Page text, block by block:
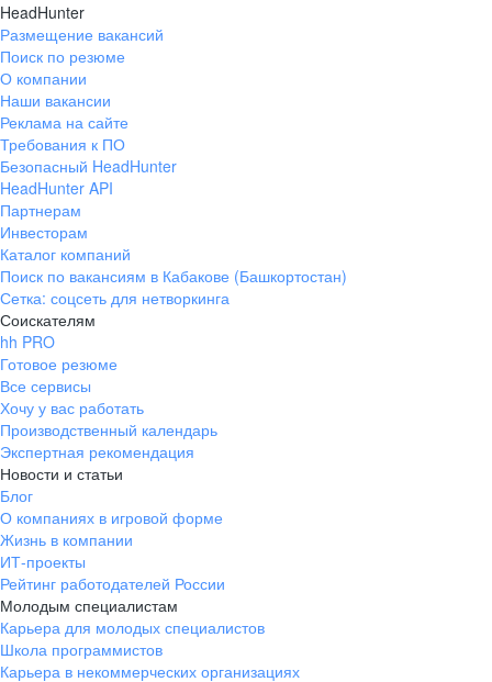
HeadHunter
Размещение вакансий
Поиск по резюме
О компании
Наши вакансии
Реклама на сайте
Требования к ПО
Безопасный HeadHunter
HeadHunter API
Партнерам
Инвесторам
Каталог компаний
Поиск по вакансиям в Кабакове (Башкортостан)
Сетка: соцсеть для нетворкинга
Соискателям
hh PRO
Готовое резюме
Все сервисы
Хочу у вас работать
Производственный календарь
Экспертная рекомендация
Новости и статьи
Блог
О компаниях в игровой форме
Жизнь в компании
ИТ-проекты
Рейтинг работодателей России
Молодым специалистам
Карьера для молодых специалистов
Школа программистов
Карьера в некоммерческих организациях